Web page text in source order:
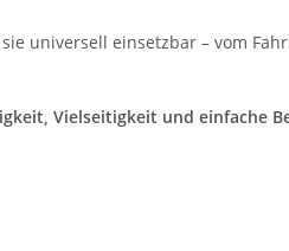
universell einsetzbar – vom
Vielseitigkeit und einfache